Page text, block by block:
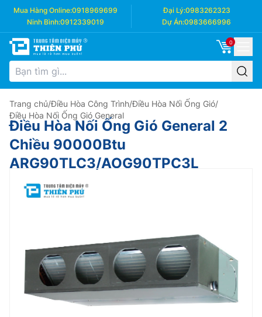
Mua Hàng Online:0918969699 Đại Lý:0983262323
Ninh Bình:0912339019 Dự Án:0983666996
0
Trang chủ/Điều Hòa Công Trình/Điều Hòa Nối Ống Gió/
Điều Hòa Nối Ống Gió General
Điều Hòa Nối Ống Gió General 2
Chiều 90000Btu
ARG90TLC3/AOG90TPC3L